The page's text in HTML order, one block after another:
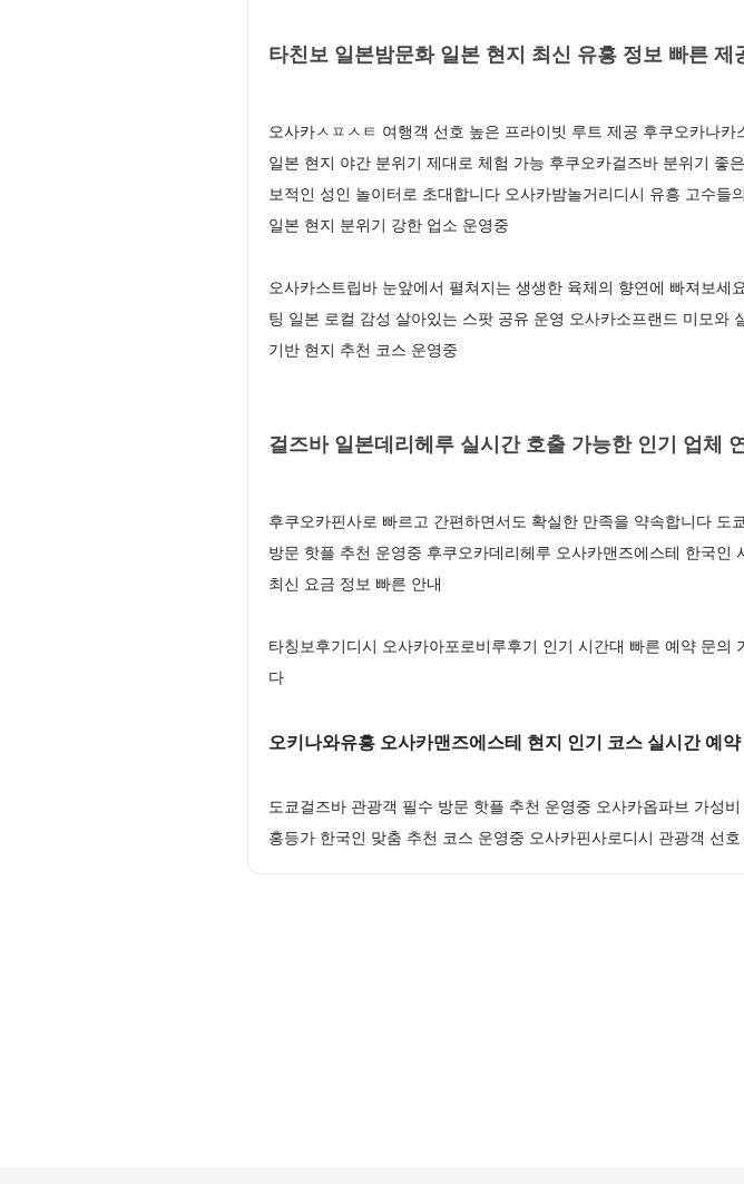
타친보 일본밤문화 일본 현지 최신 유흥 정보 빠른 제
오사카ㅅㅍㅅㅌ 여행객 선호 높은 프라이빗 루트 제공 후쿠오카나
일본 현지 야간 분위기 제대로 체험 가능 후쿠오카걸즈바 분위기
보적인 성인 놀이터로 초대합니다 오사카밤놀거리디시 유흥 고수
일본 현지 분위기 강한 업소 운영중
오사카스트립바 눈앞에서 펼쳐지는 생생한 육체의 향연에 빠져보
팅 일본 로컬 감성 살아있는 스팟 공유 운영 오사카소프랜드 미모와
기반 현지 추천 코스 운영중
걸즈바 일본데리헤루 실시간 호출 가능한 인기 업체
후쿠오카핀사로 빠르고 간편하면서도 확실한 만족을 약속합니다
방문 핫플 추천 운영중 후쿠오카데리헤루 오사카맨즈에스테 한국
최신 요금 정보 빠른 안내
타칭보후기디시 오사카아포로비루후기 인기 시간대 빠른 예약 문
다
오키나와유흥 오사카맨즈에스테 현지 인기 코스 실시간 예
도쿄걸즈바 관광객 필수 방문 핫플 추천 운영중 오사카옵파브 가성
홍등가 한국인 맞춤 추천 코스 운영중 오사카핀사로디시 관광객 선